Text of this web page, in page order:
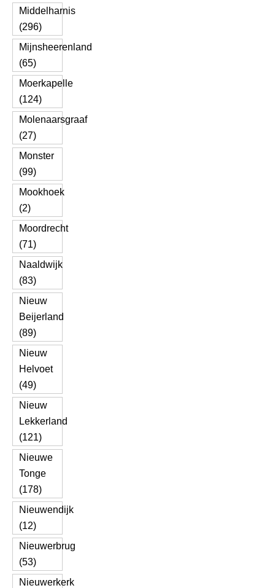
Middelharnis
(296)
Mijnsheerenland
(65)
Moerkapelle
(124)
Molenaarsgraaf
(27)
Monster
(99)
Mookhoek
(2)
Moordrecht
(71)
Naaldwijk
(83)
Nieuw
Beijerland
(89)
Nieuw
Helvoet
(49)
Nieuw
Lekkerland
(121)
Nieuwe
Tonge
(178)
Nieuwendijk
(12)
Nieuwerbrug
(53)
Nieuwerkerk